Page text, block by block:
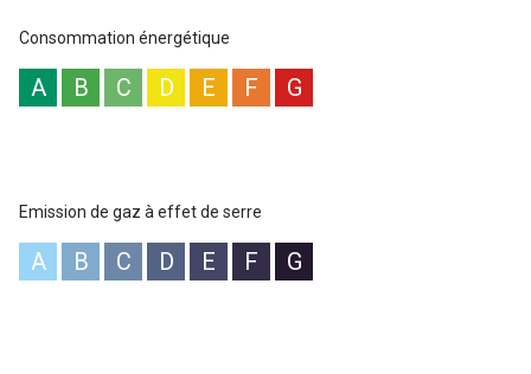
informations sur les risques auxquels ce bien est exposé sont
disponibles sur le site Géorisques : www.georisques.gouv.fr". Prix
affiché honoraires inclus à 4%TTC.
Consommation énergétique
A B C D E F G
Emission de gaz à effet de serre
A B C D E F G